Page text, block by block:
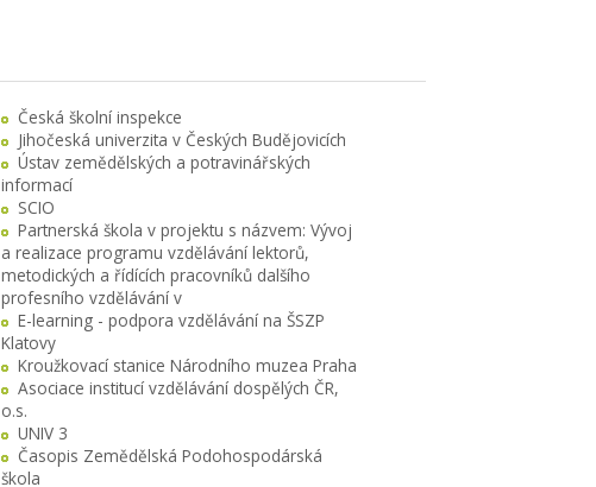
Česká školní inspekce
Jihočeská univerzita v Českých Budějovicích
Ústav zemědělských a potravinářských
informací
SCIO
Partnerská škola v projektu s názvem: Vývoj
a realizace programu vzdělávání lektorů,
metodických a řídících pracovníků dalšího
profesního vzdělávání v
E-learning - podpora vzdělávání na ŠSZP
Klatovy
Kroužkovací stanice Národního muzea Praha
Asociace institucí vzdělávání dospělých ČR,
o.s.
UNIV 3
Časopis Zemědělská Podohospodárská
škola